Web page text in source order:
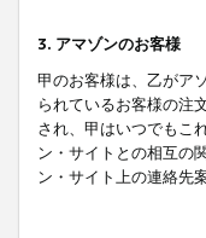
3. アマゾンのお客様
甲のお客様は、乙がア
られているお客様の注
され、甲はいつでもこ
ン・サイトとの相互の
ン・サイト上の連絡先